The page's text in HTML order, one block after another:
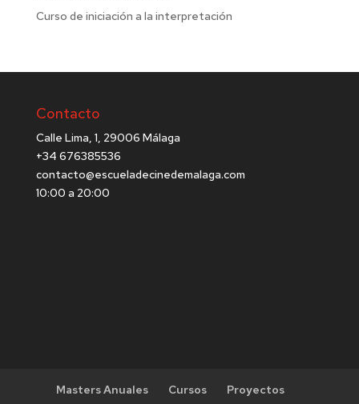
Curso de iniciación a la interpretación
Contacto
Calle Lima, 1, 29006 Málaga
+34 676385536
contacto@escueladecinedemalaga.com
10:00 a 20:00
Masters Anuales Cursos
Proyectos